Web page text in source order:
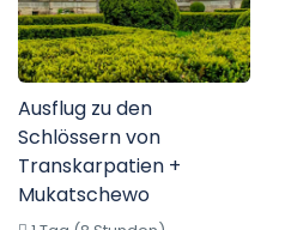
Ausflug zu den
Schlössern von
Transkarpatien +
Mukatschewo